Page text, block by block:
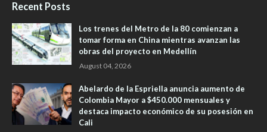
Recent Posts
Los trenes del Metro de la 80 comienzan a
tomar forma en China mientras avanzan las
obras del proyecto en Medellín
August 04, 2026
Abelardo de la Espriella anuncia aumento de
Colombia Mayor a $450.000 mensuales y
destaca impacto económico de su posesión en
Cali